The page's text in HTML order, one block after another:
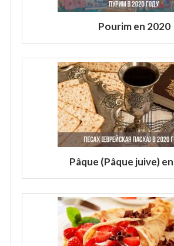
Pourim en 2020
Pâque (Pâque juive)